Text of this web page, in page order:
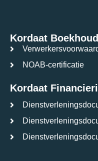
Kordaat
NOAB-certificatie
Kordaat